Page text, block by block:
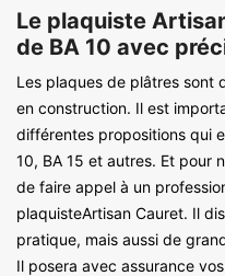
Le plaquiste
de BA 10 avec
Les plaques de plâtres sont
en construction. Il est
différentes propositions qui
10, BA 15 et autres. Et pour
de faire appel à un
plaquisteArtisan Cauret. Il
pratique, mais aussi de
Il posera avec assurance